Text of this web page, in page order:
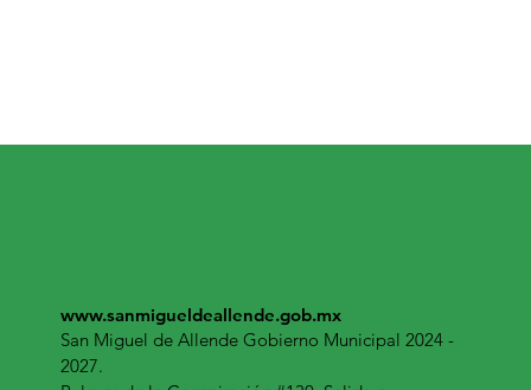
www.sanmigueldeallende.gob.mx
San Miguel de Allende Gobierno Municipal 2024 -
2027.